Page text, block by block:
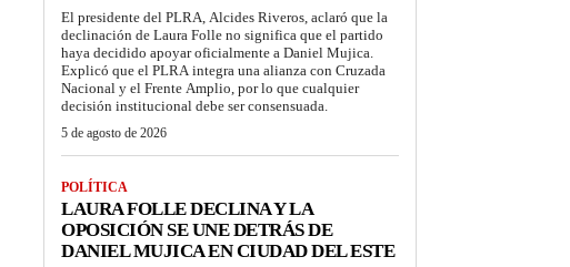
El presidente del PLRA, Alcides Riveros, aclaró que la
declinación de Laura Folle no significa que el partido
haya decidido apoyar oficialmente a Daniel Mujica.
Explicó que el PLRA integra una alianza con Cruzada
Nacional y el Frente Amplio, por lo que cualquier
decisión institucional debe ser consensuada.
5 de agosto de 2026
POLÍTICA
LAURA FOLLE DECLINA Y LA
OPOSICIÓN SE UNE DETRÁS DE
DANIEL MUJICA EN CIUDAD DEL ESTE